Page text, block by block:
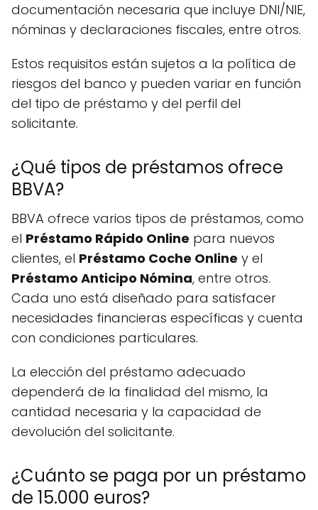
documentación necesaria que incluye DNI/NIE,
nóminas y declaraciones fiscales, entre otros.
Estos requisitos están sujetos a la política de
riesgos del banco y pueden variar en función
del tipo de préstamo y del perfil del
solicitante.
¿Qué tipos de préstamos ofrece
BBVA?
BBVA ofrece varios tipos de préstamos, como
el Préstamo Rápido Online para nuevos
clientes, el Préstamo Coche Online y el
Préstamo Anticipo Nómina, entre otros.
Cada uno está diseñado para satisfacer
necesidades financieras específicas y cuenta
con condiciones particulares.
La elección del préstamo adecuado
dependerá de la finalidad del mismo, la
cantidad necesaria y la capacidad de
devolución del solicitante.
¿Cuánto se paga por un préstamo
de 15.000 euros?